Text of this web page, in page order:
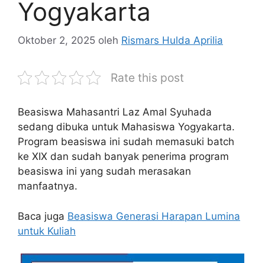
Yogyakarta
Oktober 2, 2025 oleh Rismars Hulda Aprilia
Rate this post
Beasiswa Mahasantri Laz Amal Syuhada
sedang dibuka untuk Mahasiswa Yogyakarta.
Program beasiswa ini sudah memasuki batch
ke XIX dan sudah banyak penerima program
beasiswa ini yang sudah merasakan
manfaatnya.
Baca juga Beasiswa Generasi Harapan Lumina
untuk Kuliah